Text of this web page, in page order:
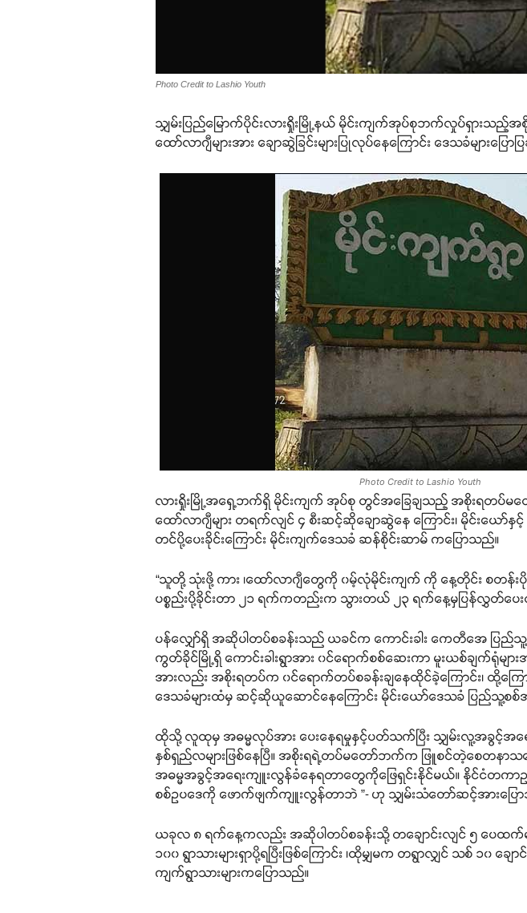
Photo Credit to Lashio Youth
သျှမ်းပြည်မြောက်ပိုင်းလားရှိုးမြို့နယ် မိုင်းကျက်အုပ်စုဘက်လှုပ်ရှားသည့်အ
ထော်လာဂျီများအား ချောဆွဲခြင်းများပြုလုပ်နေကြောင်း ဒေသခံများပြ
Photo Credit to Lashio Youth
လားရှိုးမြို့အရှေ့ဘက်ရှိ မိုင်းကျက် အုပ်စု တွင်အခြေချသည့် အစိုးရတပ်မ
ထော်လာဂျီများ တရက်လျင် ၄ စီးဆင့်ဆိုချောဆွဲနေ ကြောင်း၊ မိုင်းယော်နှ
တင်ပို့ပေးခိုင်းကြောင်း မိုင်းကျက်ဒေသခံ ဆန်စိုင်းဆာမ် ကပြောသည်။
“သူတို့ သုံးဖို့ ကား ၊ထော်လာဂျီတွေကို ၀မ့်လုံမိုင်းကျက် ကို နေ့တိုင်း စတန်
ပစ္စည်းပို့ခိုင်းတာ ၂၁ ရက်ကတည်းက သွားတယ် ၂၃ ရက်နေ့မှပြန်လွှတ်ပေ
ပန်လျှော်ရှိ အဆိုပါတပ်စခန်းသည် ယခင်က ကောင်းခါး ကေတီအေ ပြည်သူ့စ
ကွတ်ခိုင်မြို့ရှိ ကောင်းခါးရွာအား ၀င်ရောက်စစ်ဆေးကာ မူးယစ်ချက်ရုံမျာ
အားလည်း အစိုးရတပ်က ၀င်ရောက်တပ်စခန်းချနေထိုင်ခဲ့ကြောင်း၊ ထို့ကြ
ဒေသခံများထံမှ ဆင့်ဆိုယူဆောင်နေကြောင်း မိုင်းယော်ဒေသခံ ပြည်သူ့စ
ထိုသို့ လူထုမှ အဓမ္မလုပ်အား ပေးနေရမှုနှင့်ပတ်သက်ပြီး သျှမ်းလူ့အခွင့်အရ
နှစ်ရှည်လများဖြစ်နေပြီ။ အစိုးရရဲ့တပ်မတော်ဘက်က ဖြူစင်တဲ့စေတနာသ
အဓမ္မအခွင့်အရေးကျူးလွန်ခံနေရတာတွေကိုဖြေရှင်းနိုင်မယ်။ နိုင်ငံတ
စစ်ဥပဒေကို ဖောက်ဖျက်ကျူးလွန်တာဘဲ ”- ဟု သျှမ်းသံတော်ဆင့်အားပြေ
ယခုလ ၈ ရက်နေ့ကလည်း အဆိုပါတပ်စခန်းသို့ တချောင်းလျင် ၅ ပေထက်မလ
၁၀၀ ရွာသားများရှာပို့ရပြီးဖြစ်ကြောင်း ၊ထိုမျှမက တရွာလျှင် သစ် ၁၀ ခ
ကျက်ရွာသားများကပြောသည်။